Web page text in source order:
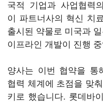
국적 기업과 사업협력
이 파트너사의 혁신 치
출시된 약물로 미국과
이프라인 개발이 진행
양사는 이번 협약을 통
협력 체계에 초점을 맞
키로 했습니다. 롯데바